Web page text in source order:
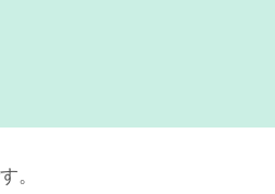
。